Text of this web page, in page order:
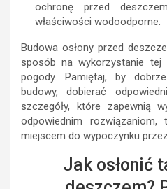
ochronę przed
właściwości wodoodporne.
Budowa osłony przed
sposób na wykorzystanie tej
pogody. Pamiętaj, by
budowy, dobierać
szczegóły, które zapewnią
odpowiednim
miejscem do wypoczynku
Jak osłonić